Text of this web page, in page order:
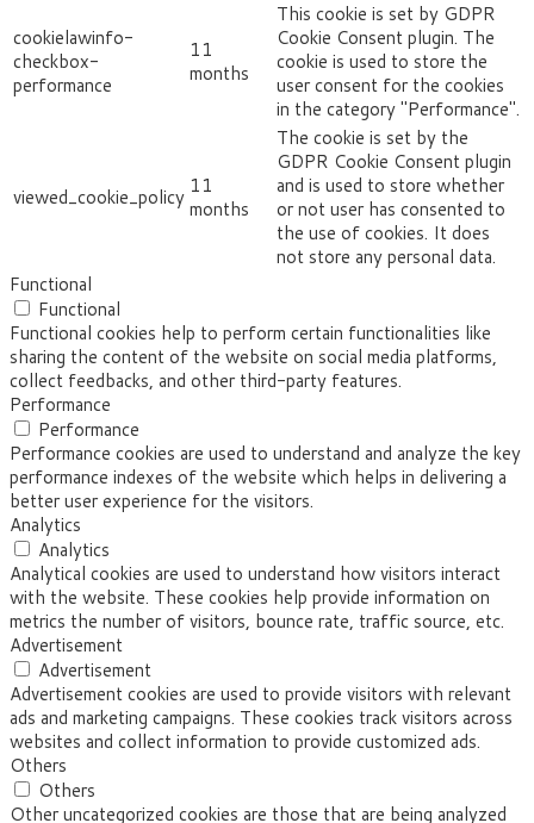
cookielawinfo-
checkbox-
performance
11
months
This cookie is set by GDPR
Cookie Consent plugin. The
cookie is used to store the
user consent for the cookies
in the category "Performance".
viewed_cookie_policy 11
months
The cookie is set by the
GDPR Cookie Consent plugin
and is used to store whether
or not user has consented to
the use of cookies. It does
not store any personal data.
Functional
Functional
Functional cookies help to perform certain functionalities like
sharing the content of the website on social media platforms,
collect feedbacks, and other third-party features.
Performance
Performance
Performance cookies are used to understand and analyze the key
performance indexes of the website which helps in delivering a
better user experience for the visitors.
Analytics
Analytics
Analytical cookies are used to understand how visitors interact
with the website. These cookies help provide information on
metrics the number of visitors, bounce rate, traffic source, etc.
Advertisement
Advertisement
Advertisement cookies are used to provide visitors with relevant
ads and marketing campaigns. These cookies track visitors across
websites and collect information to provide customized ads.
Others
Others
Other uncategorized cookies are those that are being analyzed